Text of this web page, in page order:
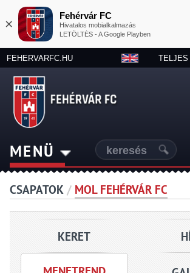
×
Fehérvár FC
Hivatalos mobialkalmazás
LETÖLTÉS - A Google Playben
FEHERVARFC.HU TELJES
MENÜ
CSAPATOK / MOL FEHÉRVÁR FC
KERET